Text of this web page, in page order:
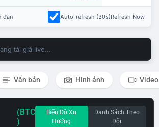
đàn Auto-refresh (30s)Refresh Now
tải giá live...
Văn bản Hình ảnh Video
(BTC
)
Biểu Đồ Xu
Hướng
Danh Sách Theo
Dõi